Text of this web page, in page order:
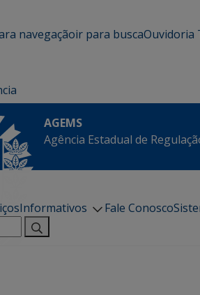
navegaçãoir para buscaOuvidoria
AGEMS
Agência Estadual de
Informativos Fale Conosco